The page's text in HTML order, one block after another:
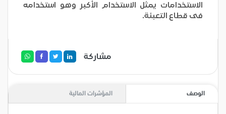
الاستخدامات يمثل الاستخدام الأكبر وهو استخدامه
فى قطاع التعبئة.
مشاركة
الوصف المؤشرات المالية